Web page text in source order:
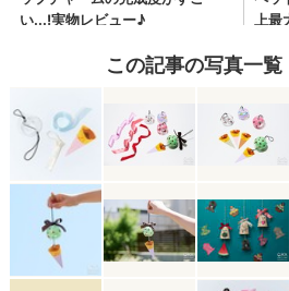
この記事の写真一覧